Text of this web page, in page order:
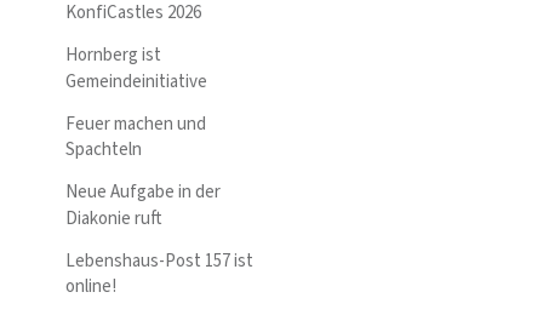
KonfiCastles 2026
Hornberg ist
Gemeindeinitiative
Feuer machen und
Spachteln
Neue Aufgabe in der
Diakonie ruft
Lebenshaus-Post 157 ist
online!